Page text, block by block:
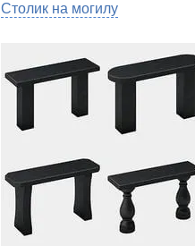
Столик на могилу